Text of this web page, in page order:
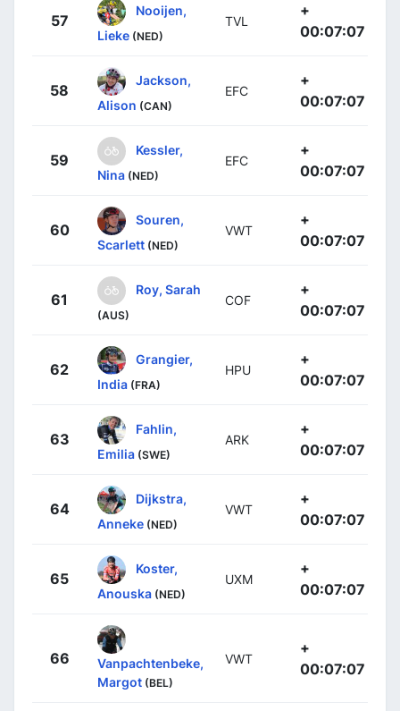
57
Nooijen,
Lieke (NED)
TVL
+
00:07:07
58
Jackson,
Alison (CAN)
EFC
+
00:07:07
59
Kessler,
Nina (NED)
EFC
+
00:07:07
60
Souren,
Scarlett (NED)
VWT
+
00:07:07
61
Roy, Sarah
(AUS)
COF
+
00:07:07
62
Grangier,
India (FRA)
HPU
+
00:07:07
63
Fahlin,
Emilia (SWE)
ARK
+
00:07:07
64
Dijkstra,
Anneke (NED)
VWT
+
00:07:07
65
Koster,
Anouska (NED)
UXM
+
00:07:07
66
Vanpachtenbeke,
Margot (BEL)
VWT
+
00:07:07